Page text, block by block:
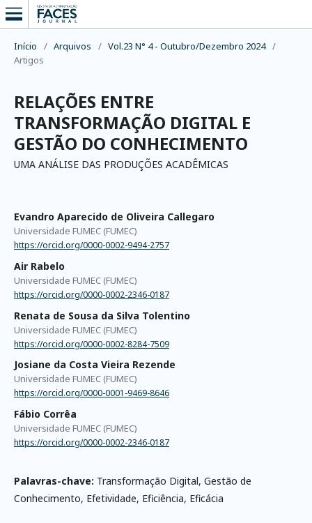
Início / Arquivos / Vol.23 N° 4 - Outubro/Dezembro 2024 /
Artigos
RELAÇÕES ENTRE
TRANSFORMAÇÃO DIGITAL E
GESTÃO DO CONHECIMENTO
UMA ANÁLISE DAS PRODUÇÕES ACADÊMICAS
Evandro Aparecido de Oliveira Callegaro
Universidade FUMEC (FUMEC)
https://orcid.org/0000-0002-9494-2757
Air Rabelo
Universidade FUMEC (FUMEC)
https://orcid.org/0000-0002-2346-0187
Renata de Sousa da Silva Tolentino
Universidade FUMEC (FUMEC)
https://orcid.org/0000-0002-8284-7509
Josiane da Costa Vieira Rezende
Universidade FUMEC (FUMEC)
https://orcid.org/0000-0001-9469-8646
Fábio Corrêa
Universidade FUMEC (FUMEC)
https://orcid.org/0000-0002-2346-0187
Palavras-chave: Transformação Digital, Gestão de
Conhecimento, Efetividade, Eficiência, Eficácia